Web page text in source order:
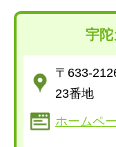
宇
〒633-
23番地
ホームペ